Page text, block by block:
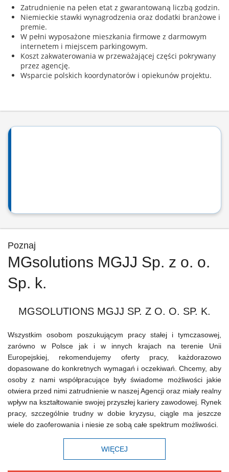
Zatrudnienie na pełen etat z gwarantowaną liczbą godzin.
Niemieckie stawki wynagrodzenia oraz dodatki branżowe i
premie.
W pełni wyposażone mieszkania firmowe z darmowym
internetem i miejscem parkingowym.
Koszt zakwaterowania w przeważającej części pokrywany
przez agencję.
Wsparcie polskich koordynatorów i opiekunów projektu.
Poznaj
MGsolutions MGJJ Sp. z o. o.
Sp. k.
MGSOLUTIONS MGJJ SP. Z O. O. SP. K.
Wszystkim osobom poszukującym pracy stałej i tymczasowej,
zarówno w Polsce jak i w innych krajach na terenie Unii
Europejskiej, rekomendujemy oferty pracy, każdorazowo
dopasowane do konkretnych wymagań i oczekiwań. Chcemy, aby
osoby z nami współpracujące były świadome możliwości jakie
otwiera przed nimi zatrudnienie w naszej Agencji oraz miały realny
wpływ na kształtowanie swojej przyszłej kariery zawodowej. Rynek
pracy, szczególnie trudny w dobie kryzysu, ciągle ma jeszcze
wiele do zaoferowania i niesie ze sobą całe spektrum możliwości.
WIĘCEJ